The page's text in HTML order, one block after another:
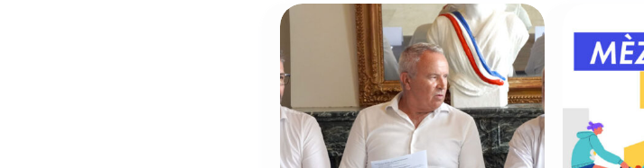
l’école
Hélianthe
inaugurée